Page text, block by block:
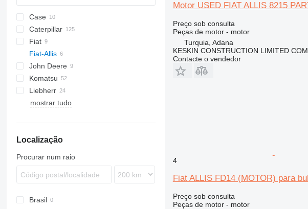
Case
1650
Caterpillar
320
322
325
345
920
926
953
966
972
C-series
C-series
BF
TD
Fiat
Fiat-Allis
FD
FD 14
FL
FL 10
FL 14
FD
FL
TD
John Deere
550
850
Komatsu
D series
GD
Liebherr
LR
D-series
SD
mostrar tudo
Localização
Procurar num raio
Brasil
Motor USED FIAT ALLIS 8215
Preço sob consulta
Peças de motor - motor
Turquia, Adana
KESKIN CONSTRUCTION LIMITED
Contacte o vendedor
4
Fiat ALLIS FD14 (MOTOR) para
Preço sob consulta
Peças de motor - motor